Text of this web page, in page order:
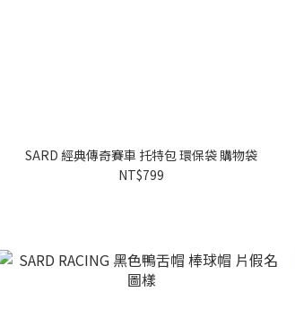
SARD 經典傳奇賽車 托特包 環保袋 購物袋
NT$799